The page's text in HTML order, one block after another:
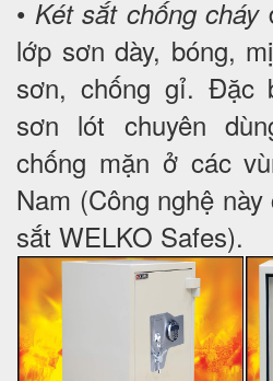
• Két sắt chống cháy
lớp sơn dày, bóng,
sơn, chống gỉ. Đặc
sơn lót chuyên
chống mặn ở các
Nam (Công nghệ
sắt WELKO Safes).